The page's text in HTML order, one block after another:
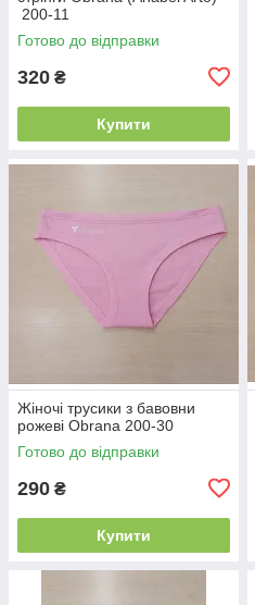
200-11
Готово до відправки
320 ₴
Купити
Жіночі трусики з бавовни
рожеві Obrana 200-30
Готово до відправки
290 ₴
Купити